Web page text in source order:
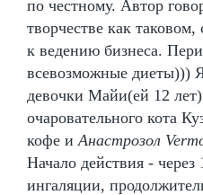
по честному. Автор
творчестве как
к ведению бизнеса.
всевозможные диеты)))
девочки Майи(ей 12 лет)
очаровательного кота
кофе и Анастрозол
Начало действия -
ингаляции,